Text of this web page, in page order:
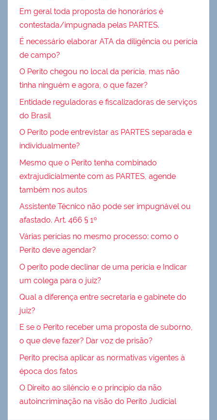
Em geral toda proposta de honorários é
contestada/impugnada pelas PARTES.
É necessário elaborar ATA da diligência ou perícia
de campo?
O Perito chegou no local da perícia, mas não
tinha ninguém e agora, o que fazer?
Entidade reguladoras e fiscalizadoras de serviços
do Brasil
O Perito pode entrevistar as PARTES separada e
individualmente?
Mesmo que o Perito tenha combinado
extrajudicialmente com as PARTES, agende
também nos autos
Assistente Técnico não pode ser impugnável ou
afastado. Art. 466 § 1º
Várias perícias no mesmo processo: como o
Perito deve agendar?
O perito pode declinar de uma perícia e Indicar
um colega para o juiz?
Qual a diferença entre secretaria e gabinete do
juiz?
E se o Perito receber uma proposta de suborno,
o que deve fazer? Dar voz de prisão?
Perito precisa aplicar as normativas vigentes à
época dos fatos
O Direito ao silêncio e o princípio da não
autoincriminação na visão do Perito Judicial